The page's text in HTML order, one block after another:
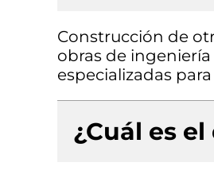
Construcción de
obras de
especializadas
¿Cuál es